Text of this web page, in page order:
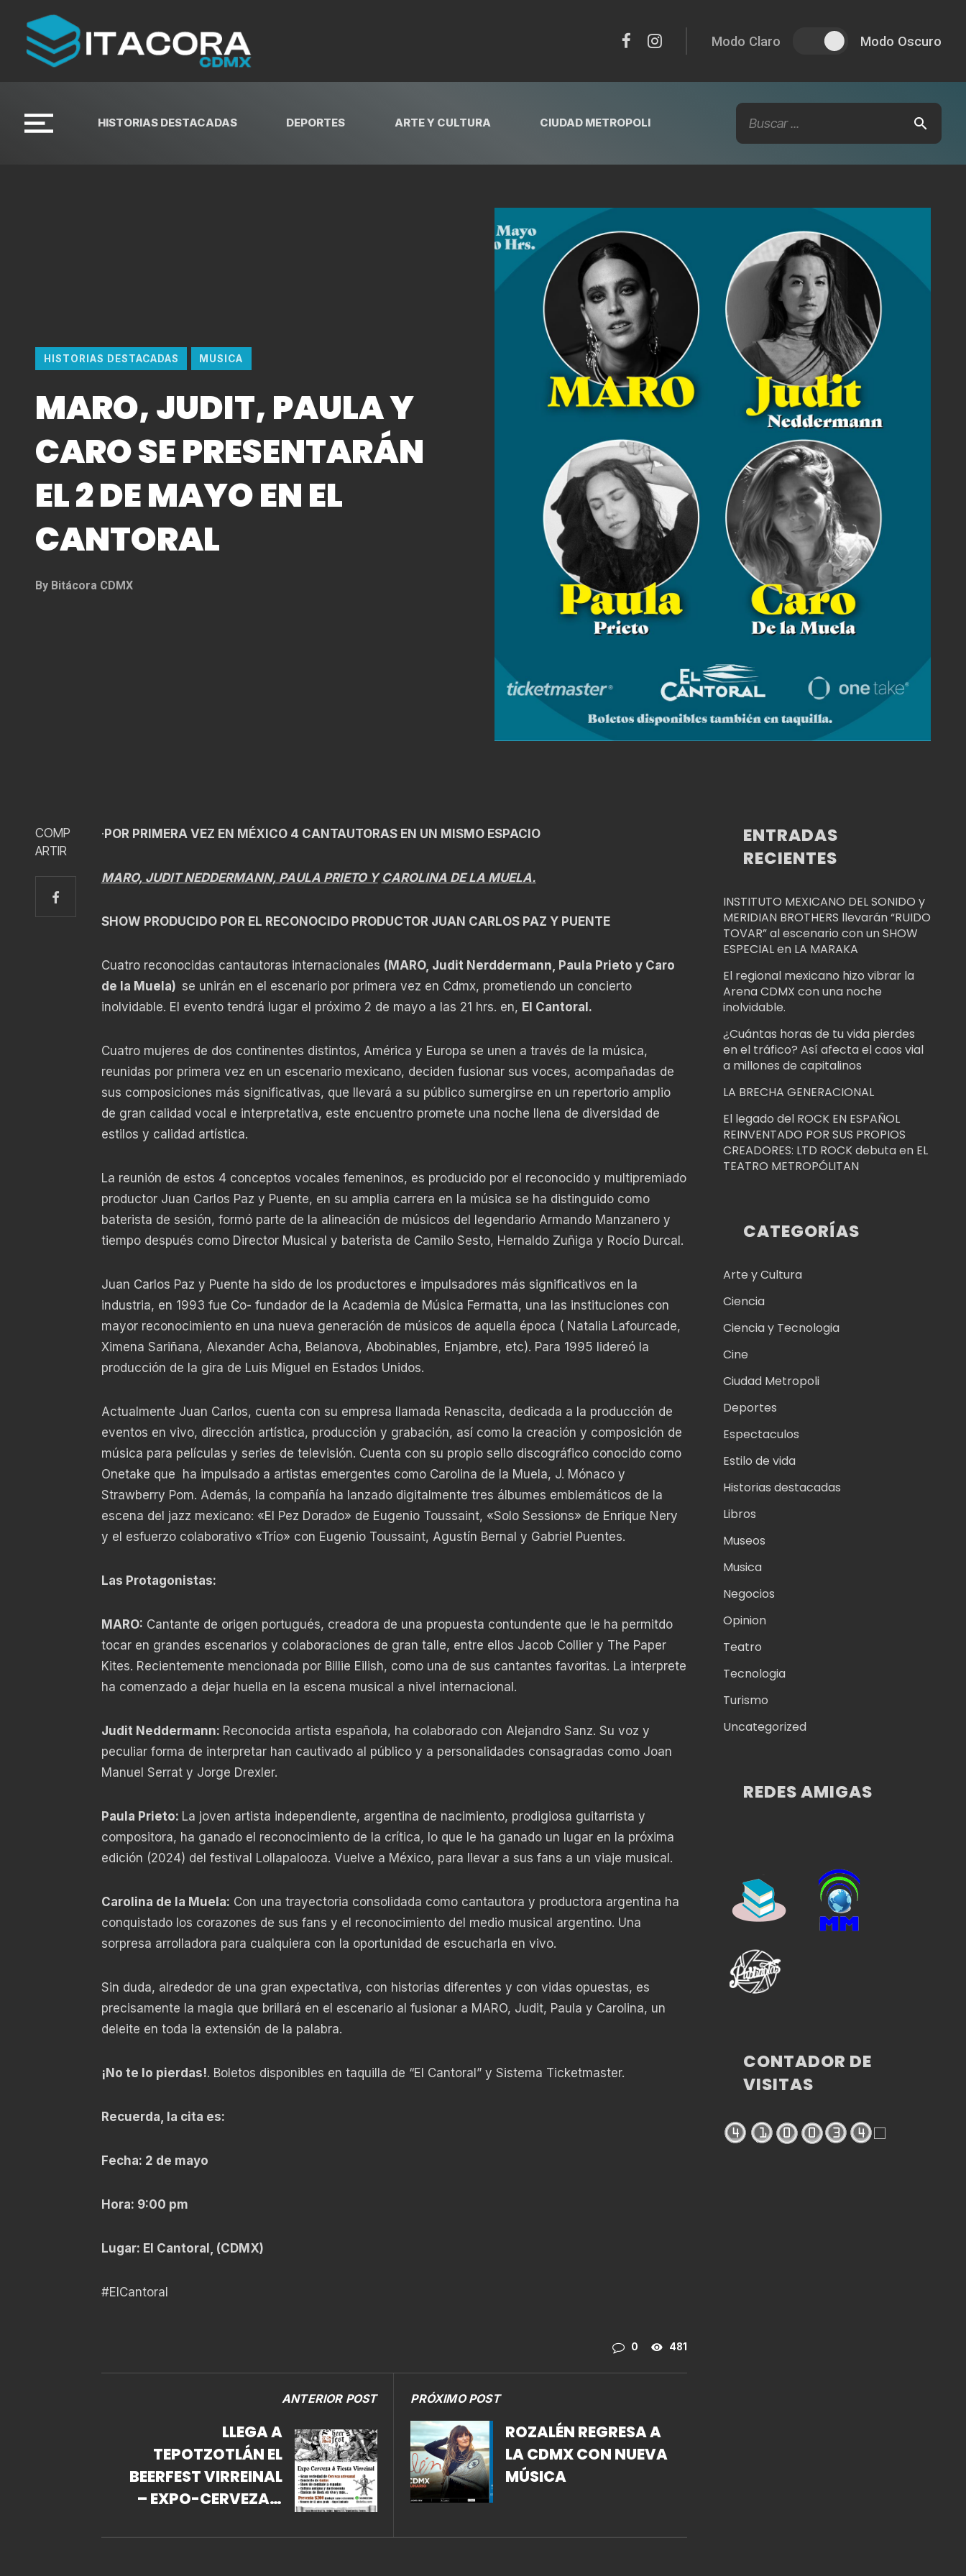
Modo Claro Modo Oscuro
HISTORIAS DESTACADAS DEPORTES ARTE Y CULTURA CIUDAD METROPOLI
HISTORIAS DESTACADAS MUSICA
MARO, JUDIT, PAULA Y
CARO SE PRESENTARÁN
EL 2 DE MAYO EN EL
CANTORAL
By Bitácora CDMX
COMP
ARTIR
·POR PRIMERA VEZ EN MÉXICO 4 CANTAUTORAS EN UN MISMO ESPACIO
MARO, JUDIT NEDDERMANN, PAULA PRIETO Y CAROLINA DE LA MUELA.
SHOW PRODUCIDO POR EL RECONOCIDO PRODUCTOR JUAN CARLOS PAZ Y PUENTE
Cuatro reconocidas cantautoras internacionales (MARO, Judit Nerddermann, Paula Prieto y Caro
de la Muela) se unirán en el escenario por primera vez en Cdmx, prometiendo un concierto
inolvidable. El evento tendrá lugar el próximo 2 de mayo a las 21 hrs. en, El Cantoral.
Cuatro mujeres de dos continentes distintos, América y Europa se unen a través de la música,
reunidas por primera vez en un escenario mexicano, deciden fusionar sus voces, acompañadas de
sus composiciones más significativas, que llevará a su público sumergirse en un repertorio amplio
de gran calidad vocal e interpretativa, este encuentro promete una noche llena de diversidad de
estilos y calidad artística.
La reunión de estos 4 conceptos vocales femeninos, es producido por el reconocido y multipremiado
productor Juan Carlos Paz y Puente, en su amplia carrera en la música se ha distinguido como
baterista de sesión, formó parte de la alineación de músicos del legendario Armando Manzanero y
tiempo después como Director Musical y baterista de Camilo Sesto, Hernaldo Zuñiga y Rocío Durcal.
Juan Carlos Paz y Puente ha sido de los productores e impulsadores más significativos en la
industria, en 1993 fue Co- fundador de la Academia de Música Fermatta, una las instituciones con
mayor reconocimiento en una nueva generación de músicos de aquella época ( Natalia Lafourcade,
Ximena Sariñana, Alexander Acha, Belanova, Abobinables, Enjambre, etc). Para 1995 lidereó la
producción de la gira de Luis Miguel en Estados Unidos.
Actualmente Juan Carlos, cuenta con su empresa llamada Renascita, dedicada a la producción de
eventos en vivo, dirección artística, producción y grabación, así como la creación y composición de
música para películas y series de televisión. Cuenta con su propio sello discográfico conocido como
Onetake que ha impulsado a artistas emergentes como Carolina de la Muela, J. Mónaco y
Strawberry Pom. Además, la compañía ha lanzado digitalmente tres álbumes emblemáticos de la
escena del jazz mexicano: «El Pez Dorado» de Eugenio Toussaint, «Solo Sessions» de Enrique Nery
y el esfuerzo colaborativo «Trío» con Eugenio Toussaint, Agustín Bernal y Gabriel Puentes.
Las Protagonistas:
MARO: Cantante de origen portugués, creadora de una propuesta contundente que le ha permitdo
tocar en grandes escenarios y colaboraciones de gran talle, entre ellos Jacob Collier y The Paper
Kites. Recientemente mencionada por Billie Eilish, como una de sus cantantes favoritas. La interprete
ha comenzado a dejar huella en la escena musical a nivel internacional.
Judit Neddermann: Reconocida artista española, ha colaborado con Alejandro Sanz. Su voz y
peculiar forma de interpretar han cautivado al público y a personalidades consagradas como Joan
Manuel Serrat y Jorge Drexler.
Paula Prieto: La joven artista independiente, argentina de nacimiento, prodigiosa guitarrista y
compositora, ha ganado el reconocimiento de la crítica, lo que le ha ganado un lugar en la próxima
edición (2024) del festival Lollapalooza. Vuelve a México, para llevar a sus fans a un viaje musical.
Carolina de la Muela: Con una trayectoria consolidada como cantautora y productora argentina ha
conquistado los corazones de sus fans y el reconocimiento del medio musical argentino. Una
sorpresa arrolladora para cualquiera con la oportunidad de escucharla en vivo.
Sin duda, alrededor de una gran expectativa, con historias diferentes y con vidas opuestas, es
precisamente la magia que brillará en el escenario al fusionar a MARO, Judit, Paula y Carolina, un
deleite en toda la extensión de la palabra.
¡No te lo pierdas!. Boletos disponibles en taquilla de “El Cantoral” y Sistema Ticketmaster.
Recuerda, la cita es:
Fecha: 2 de mayo
Hora: 9:00 pm
Lugar: El Cantoral, (CDMX)
#ElCantoral
0 481
ANTERIOR POST
LLEGA A
TEPOTZOTLÁN EL
BEERFEST VIRREINAL
– EXPO-CERVEZA Y
PRÓXIMO POST
ROZALÉN REGRESA A
LA CDMX CON NUEVA
MÚSICA
ENTRADAS
RECIENTES
INSTITUTO MEXICANO DEL SONIDO y
MERIDIAN BROTHERS llevarán “RUIDO
TOVAR” al escenario con un SHOW
ESPECIAL en LA MARAKA
El regional mexicano hizo vibrar la
Arena CDMX con una noche
inolvidable.
¿Cuántas horas de tu vida pierdes
en el tráfico? Así afecta el caos vial
a millones de capitalinos
LA BRECHA GENERACIONAL
El legado del ROCK EN ESPAÑOL
REINVENTADO POR SUS PROPIOS
CREADORES: LTD ROCK debuta en EL
TEATRO METROPÓLITAN
CATEGORÍAS
Arte y Cultura
Ciencia
Ciencia y Tecnologia
Cine
Ciudad Metropoli
Deportes
Espectaculos
Estilo de vida
Historias destacadas
Libros
Museos
Musica
Negocios
Opinion
Teatro
Tecnologia
Turismo
Uncategorized
REDES AMIGAS
CONTADOR DE
VISITAS